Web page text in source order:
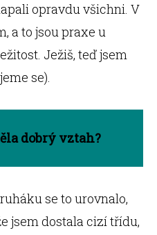
opravdu všichni. V
a to jsou praxe u
Ježiš, teď jsem
se).
dobrý vztah?
se to urovnalo,
jsem dostala cizí třídu,